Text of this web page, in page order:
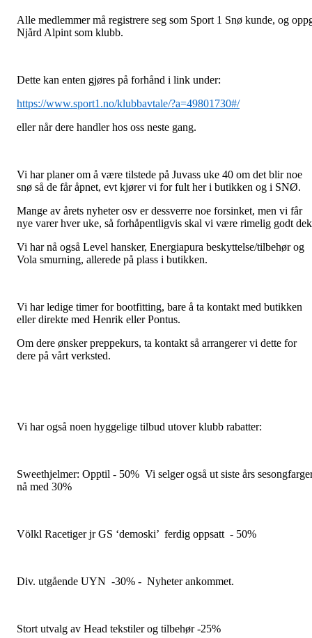
Alle medlemmer må registrere seg som Sport 1 Snø kunde, og
Njård Alpint som klubb.
Dette kan enten gjøres på forhånd i link under:
https://www.sport1.no/klubbavtale/?a=49801730#/
eller når dere handler hos oss neste gang.
Vi har planer om å være tilstede på Juvass uke 40 om det blir noe
snø så de får åpnet, evt kjører vi for fult her i butikken og i SNØ.
Mange av årets nyheter osv er dessverre noe forsinket, men vi får
nye varer hver uke, så forhåpentligvis skal vi være rimelig godt
Vi har nå også Level hansker, Energiapura beskyttelse/tilbehør og
Vola smurning, allerede på plass i butikken.
Vi har ledige timer for bootfitting, bare å ta kontakt med butikken
eller direkte med Henrik eller Pontus.
Om dere ønsker preppekurs, ta kontakt så arrangerer vi dette for
dere på vårt verksted.
Vi har også noen hyggelige tilbud utover klubb rabatter:
Sweethjelmer: Opptil - 50% Vi selger også ut siste års
nå med 30%
Völkl Racetiger jr GS ‘demoski’ ferdig oppsatt - 50%
Div. utgående UYN -30% - Nyheter ankommet.
Stort utvalg av Head tekstiler og tilbehør -25%